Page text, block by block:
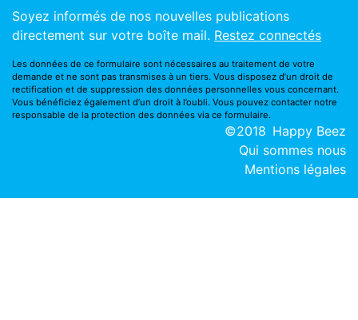
Soyez informés de nos nouvelles publications
directement sur votre boîte mail. Restez connectés
Les données de ce formulaire sont nécessaires au traitement de votre
demande et ne sont pas transmises à un tiers. Vous disposez d’un droit de
rectification et de suppression des données personnelles vous concernant.
Vous bénéficiez également d’un droit à l’oubli. Vous pouvez contacter notre
responsable de la protection des données via ce formulaire.
©2018 Happy Beez
Qui sommes nous
Mentions légales